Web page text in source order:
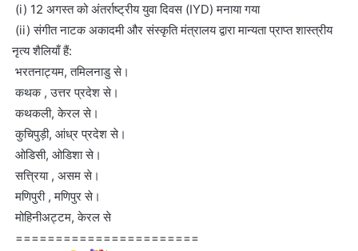
(i) 12 अगस्त को अंतर्राष्ट्रीय युवा दिवस (IYD) मनाया गया
(ii) संगीत नाटक अकादमी और संस्कृति मंत्रालय द्वारा मान्यता प्राप्त शास्त्रीय
नृत्य शैलियाँ हैं:
भरतनाट्यम, तमिलनाडु से।
कथक , उत्तर प्रदेश से।
कथकली, केरल से।
कुचिपुड़ी, आंध्र प्रदेश से।
ओडिसी, ओडिशा से।
सत्त्रिया , असम से।
मणिपुरी , मणिपुर से।
मोहिनीअट्टम, केरल से
=======================